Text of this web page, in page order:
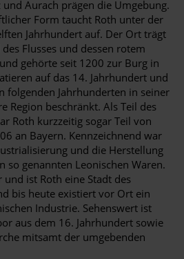
und Aurach prägen die Umgebung.
Form taucht Roth unter der
Jahrhundert auf. Der Ort trägt
Flusses und dessen rotem
gehörte seit 1200 zur Burg in
auf das 14. Jahrhundert und
folgenden Jahrhunderten in seiner
Region beschränkt. Als Teil des
Roth kurzzeitig sogar Teil von
an Bayern. Kennzeichnend war
und die Herstellung
so genannten Leonischen Waren.
ist Roth eine Stadt des
bis heute existiert vor Ort ein
Industrie. Sehenswert ist
aus dem 16. Jahrhundert sowie
mitsamt der umgebenden